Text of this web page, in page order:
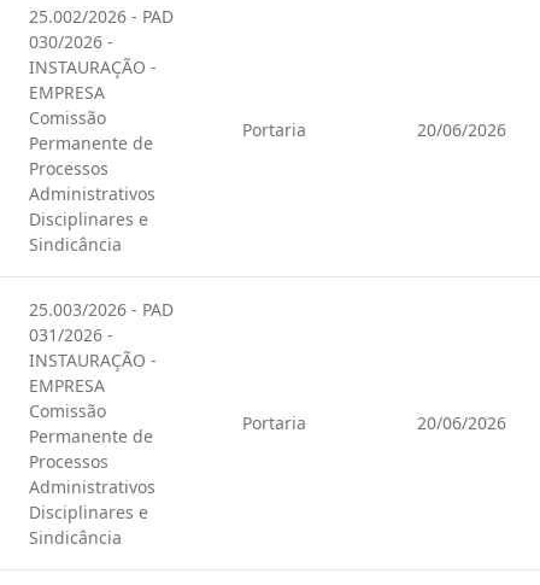
25.002/2026 - PAD
030/2026 -
INSTAURAÇÃO -
EMPRESA
Comissão
Permanente de
Processos
Administrativos
Disciplinares e
Sindicância
Portaria 20/06/2026
25.003/2026 - PAD
031/2026 -
INSTAURAÇÃO -
EMPRESA
Comissão
Permanente de
Processos
Administrativos
Disciplinares e
Sindicância
Portaria 20/06/2026